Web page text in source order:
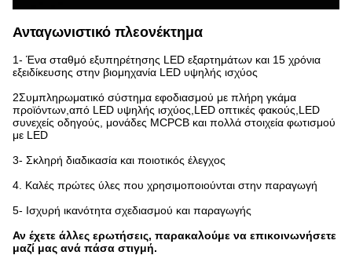
Ανταγωνιστικό πλεονέκτημα
1- Ένα σταθμό εξυπηρέτησης LED εξαρτημάτων και 15 χρόνια
εξειδίκευσης στην βιομηχανία LED υψηλής ισχύος
2Συμπληρωματικό σύστημα εφοδιασμού με πλήρη γκάμα
προϊόντων,από LED υψηλής ισχύος,LED οπτικές φακούς,LED
συνεχείς οδηγούς, μονάδες MCPCB και πολλά στοιχεία φωτισμού
με LED
3- Σκληρή διαδικασία και ποιοτικός έλεγχος
4. Καλές πρώτες ύλες που χρησιμοποιούνται στην παραγωγή
5- Ισχυρή ικανότητα σχεδιασμού και παραγωγής
Αν έχετε άλλες ερωτήσεις, παρακαλούμε να επικοινωνήσετε
μαζί μας ανά πάσα στιγμή.